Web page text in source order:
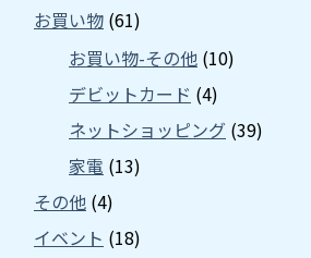
お買い物 (61)
お買い物-その他 (10)
デビットカード (4)
ネットショッピング (39)
家電 (13)
その他 (4)
イベント (18)